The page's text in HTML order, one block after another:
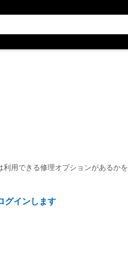
用できる修理オプションがあるかを
グインします